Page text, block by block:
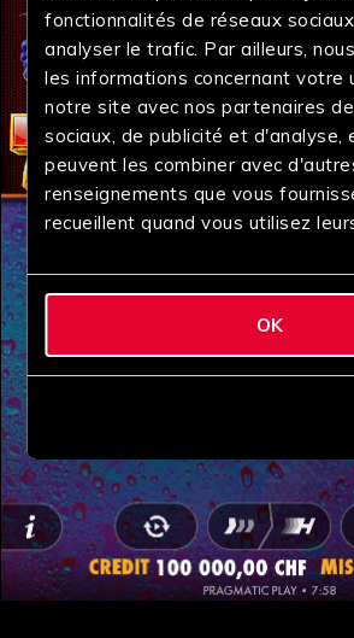
fonctionnalités de réseaux
analyser le trafic. Par ailleurs,
les informations concernant votre
notre site avec nos partenaires
sociaux, de publicité et d'analyse,
peuvent les combiner avec
renseignements que vous
recueillent quand vous utilisez
OK